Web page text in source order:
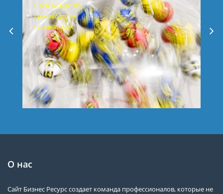
Свой бизнес по
производству
головоломок
О нас
Сайт Бизнес Ресурс создает команда профессионалов, которые не